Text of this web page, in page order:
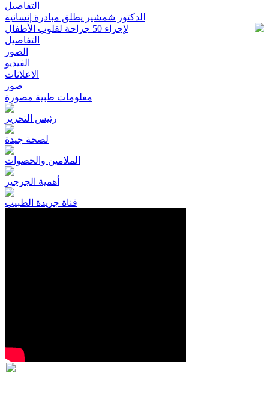
التفاصيل
الدكتور شمشير يطلق مبادرة إنسانية
لإجراء 50 جراحة لقلوب الأطفال
التفاصيل
الصور
الفيديو
الاعلانات
صور
معلومات طبية مصورة
رئيس التحرير
لصحة جيدة
الملامين والحصوات
أهمية الجرجير
قناة جريدة الطبيب